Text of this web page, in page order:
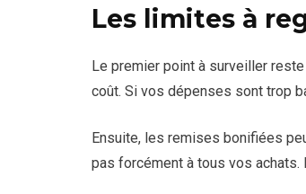
Les limites à
Le premier point à surveiller
coût. Si vos dépenses sont trop
Ensuite, les remises bonifiées
pas forcément à tous vos